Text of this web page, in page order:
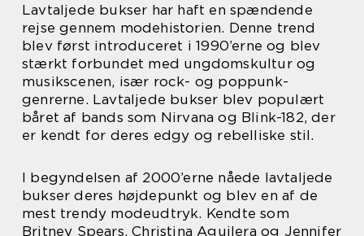
Lavtaljede bukser har haft en spændende
rejse gennem modehistorien. Denne trend
blev først introduceret i 1990’erne og blev
stærkt forbundet med ungdomskultur og
musikscenen, især rock- og poppunk-
genrerne. Lavtaljede bukser blev populært
båret af bands som Nirvana og Blink-182, der
er kendt for deres edgy og rebelliske stil.
I begyndelsen af 2000’erne nåede lavtaljede
bukser deres højdepunkt og blev en af de
mest trendy modeudtryk. Kendte som
Britney Spears, Christina Aguilera og Jennifer